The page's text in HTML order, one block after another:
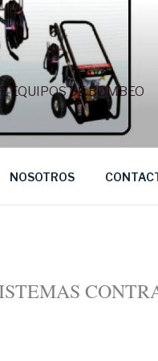
EQUIPOS DE BOMBEO
NOSOTROS